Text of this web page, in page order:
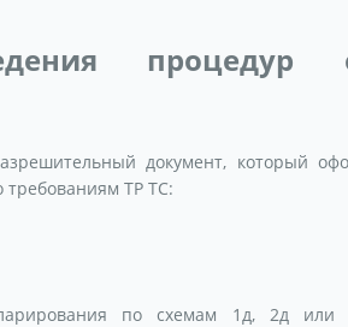
процедур
документ, который
требованиям ТР ТС:
по схемам 1д, 2д или